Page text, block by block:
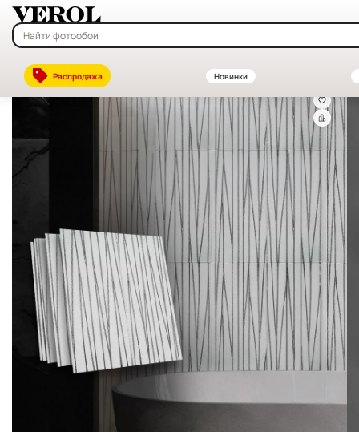
Распродажа Новинки
Главная—Каталог